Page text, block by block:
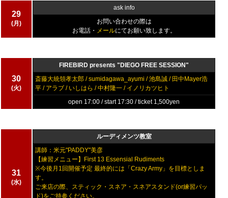
29
(月)
ask info
お問い合わせの際は
お電話・ メールにてお願い致します。
30
(火)
FIREBIRD presents "DIEGO FREE SESSION"
斎藤大統領孝太郎 / sumidagawa_ayumi / 池島誠 / 田中Mayer浩
平 / アラブ / いしはら / 中村隆一 / イノリカツヒト
open 17:00 / start 17:30 / ticket 1,500yen
31
(水)
ルーディメンツ教室
講師：米元"PADDY"美彦
【練習メニュー】First 13 Essensial Rudiments
※今後月1回開催予定 最終的には「Crazy Army」を目標としま
す。
ご来店の際、スティック・スネア・スネアスタンド(or練習パッ
ド)をご持参ください。